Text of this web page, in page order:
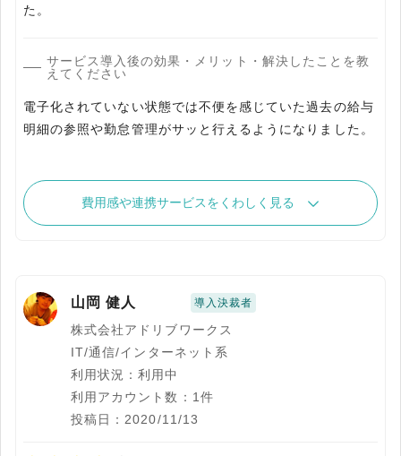
た。
サービス導入後の効果・メリット・解決したことを教
えてください
電子化されていない状態では不便を感じていた過去の給与
明細の参照や勤怠管理がサッと行えるようになりました。
費用感や連携サービスをくわしく見る
山岡 健人 導入決裁者
株式会社アドリブワークス
IT/通信/インターネット系
利用状況：利用中
利用アカウント数：1件
投稿日：2020/11/13